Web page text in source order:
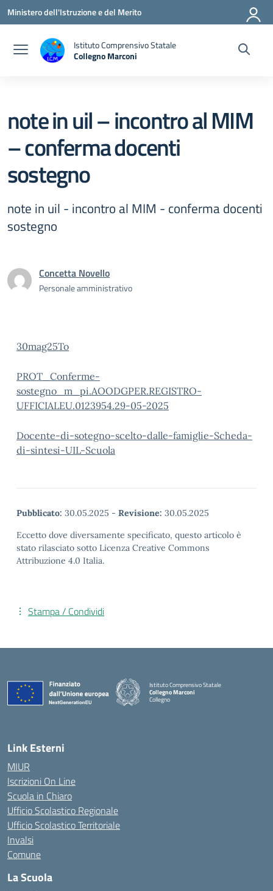
Vai ai contenuti
Vai al menu di navigazione
Vai al footer
Ministero dell'Istruzione e del Merito
Istituto Comprensivo Statale
Collegno Marconi
note in uil – incontro al MIM
– conferma docenti
sostegno
note in uil - incontro al MIM - conferma docenti
sostegno
Concetta Novello
Personale amministrativo
30mag25To
PROT_Conferme-
sostegno_m_pi.AOODGPER.REGISTRO-
UFFICIALEU.0123954.29-05-2025
Docente-di-sotegno-scelto-dalle-famiglie-Scheda-
di-sintesi-UIL-Scuola
Pubblicato: 30.05.2025 - Revisione: 30.05.2025
Eccetto dove diversamente specificato, questo articolo è
stato rilasciato sotto Licenza Creative Commons
Attribuzione 4.0 Italia.
Stampa / Condividi
Istituto Comprensivo Statale
Collegno Marconi
Collegno
Link Esterni
MIUR
Iscrizioni On Line
Scuola in Chiaro
Ufficio Scolastico Regionale
Ufficio Scolastico Territoriale
Invalsi
Comune
La Scuola